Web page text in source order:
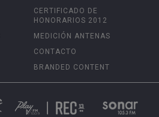
CERTIFICADO DE
HONORARIOS 2012
MEDICIÓN ANTENAS
CONTACTO
BRANDED CONTENT